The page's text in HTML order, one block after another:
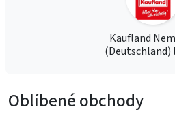
Kaufland
(Deutschland)
Oblíbené obchody